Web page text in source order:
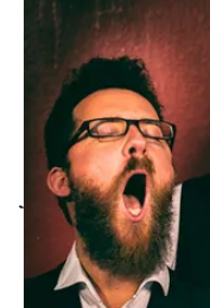
La Gâchette :
métallique à
les saillies
Le Robert
française.
Cette seule
historique de la